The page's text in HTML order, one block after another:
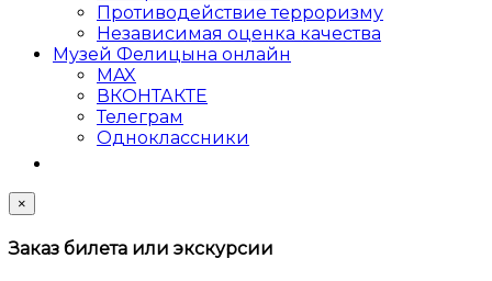
Противодействие терроризму
Независимая оценка качества
Музей Фелицына онлайн
MAX
ВКОНТАКТЕ
Телеграм
Одноклассники
×
Заказ билета или экскурсии